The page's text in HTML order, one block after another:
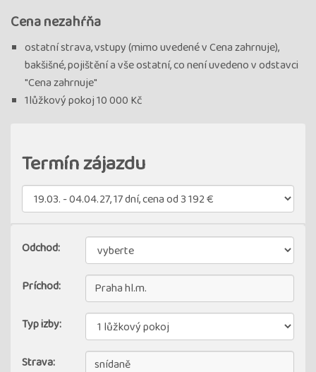
Cena nezahŕňa
ostatní strava, vstupy (mimo uvedené v Cena zahrnuje),
bakšišné, pojištění a vše ostatní, co není uvedeno v odstavci
"Cena zahrnuje"
1lůžkový pokoj 10 000 Kč
Termín zájazdu
Odchod:
Príchod:
Typ izby:
Strava: